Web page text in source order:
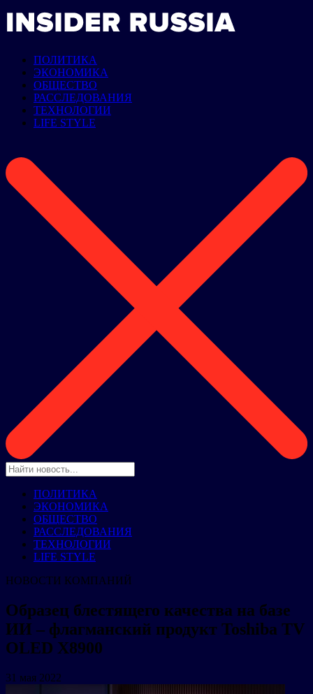
ПОЛИТИКА
ЭКОНОМИКА
ОБЩЕСТВО
РАССЛЕДОВАНИЯ
ТЕХНОЛОГИИ
LIFE STYLE
ПОЛИТИКА
ЭКОНОМИКА
ОБЩЕСТВО
РАССЛЕДОВАНИЯ
ТЕХНОЛОГИИ
LIFE STYLE
НОВОСТИ КОМПАНИЙ
Образец блестящего качества на базе
ИИ – флагманский продукт Toshiba TV
OLED X8900
31 мая 2022